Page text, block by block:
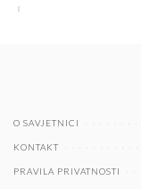
O SAVJETNICI
KONTAKT
PRAVILA PRIVATNOSTI